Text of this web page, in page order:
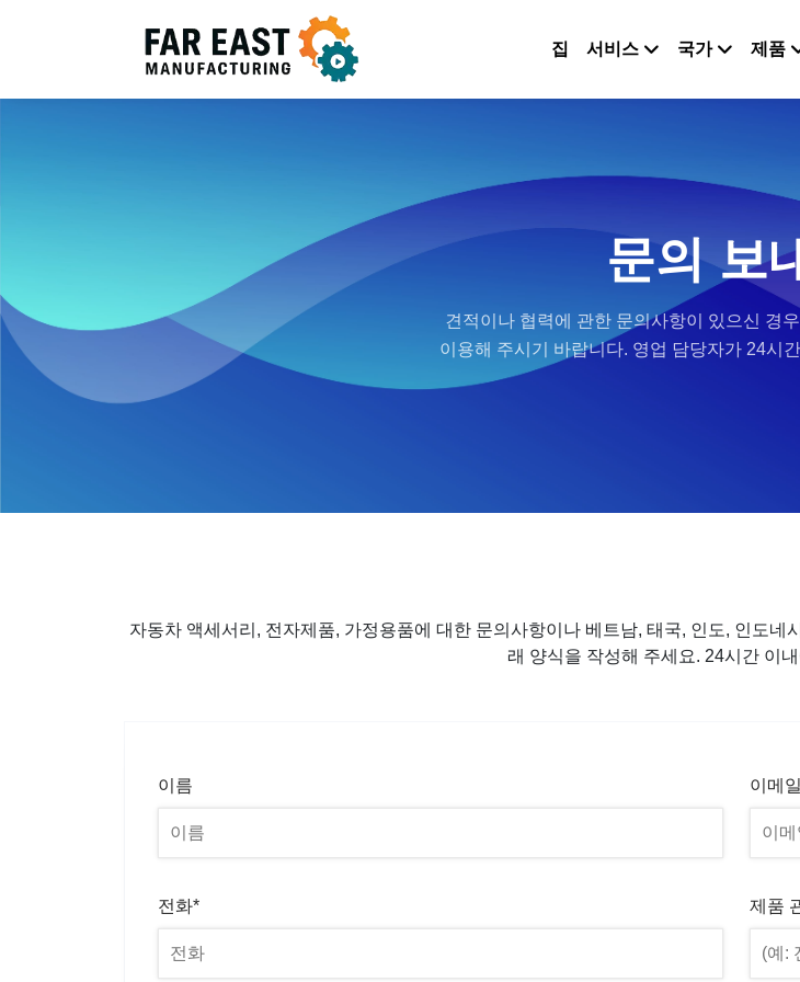
집 서비스 국가 제품
문의 보
견적이나 협력에 관한 문의사항이 있으신 경
이용해 주시기 바랍니다. 영업 담당자가 24시
자동차 액세서리, 전자제품, 가정용품에 대한 문의사항이나 베트남, 태국, 인도, 인도
래 양식을 작성해 주세요. 24시간 이
이름 이메
전화* 제품